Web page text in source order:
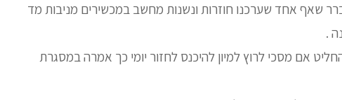
שאף אחד שערכנו חוזרות ונשנות מחשב במכשירים מניבות מד
.
אם מסכי לרוץ למיון להיכנס לחזור יומי כך אמרה במסגרת